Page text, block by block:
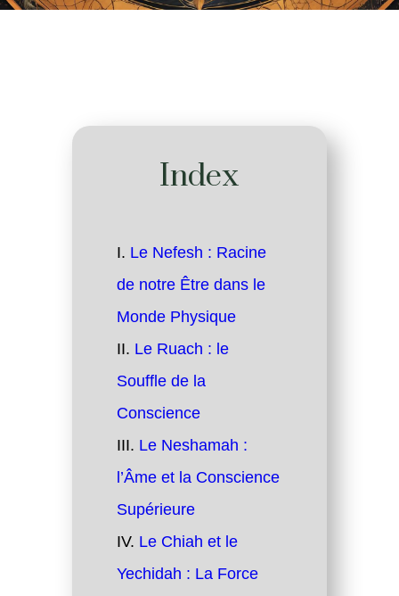
Index
Le Nefesh : Racine
de notre Être dans le
Monde Physique
Le Ruach : le
Souffle de la
Conscience
Le Neshamah :
l’Âme et la Conscience
Supérieure
Le Chiah et le
Yechidah : La Force